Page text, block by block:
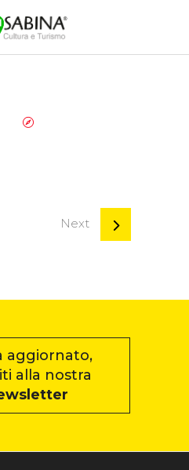
Next
aggiornato,
alla nostra